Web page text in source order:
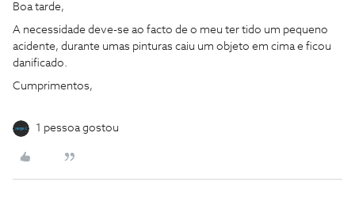
Boa tarde,
A necessidade deve-se ao facto de o meu ter tido um pequeno
acidente, durante umas pinturas caiu um objeto em cima e ficou
danificado.
Cumprimentos,
1 pessoa gostou